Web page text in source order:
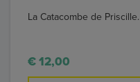
La Catacombe de Priscille.
€ 12,00